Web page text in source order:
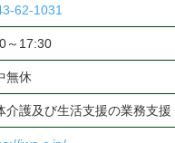
62-1031
～17:30
無休
介護及び生活支援の業務支援